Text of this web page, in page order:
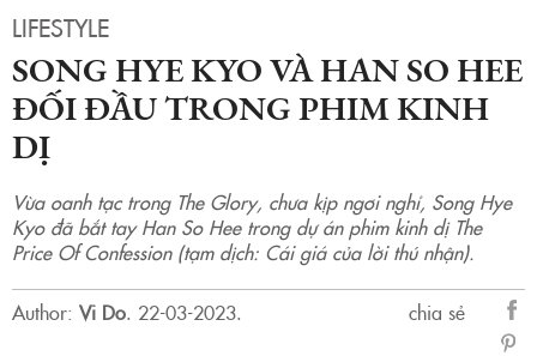
LIFESTYLE
SONG HYE KYO VÀ HAN SO HEE
ĐỐI ĐẦU TRONG PHIM KINH
DỊ
Vừa oanh tạc trong The Glory, chưa kịp ngơi nghỉ, Song Hye
Kyo đã bắt tay Han So Hee trong dự án phim kinh dị The
Price Of Confession (tạm dịch: Cái giá của lời thú nhận).
Author: Vi Do. 22-03-2023.
chia sẻ
sẻ